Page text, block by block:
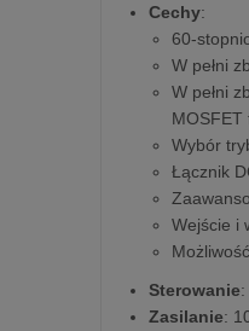
Cechy:
60-
W pełni
W pełni
MOSFET
Wybór
Łącznik
Wejście i
Sterowanie
Zasilanie: